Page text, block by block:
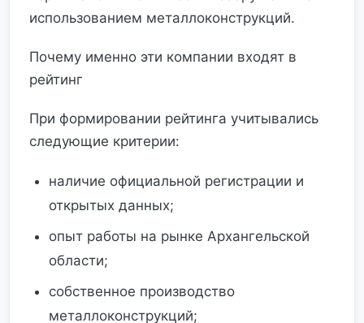
использованием металлоконструкций.
Почему именно эти компании входят в
рейтинг
При формировании рейтинга учитывались
следующие критерии:
наличие официальной регистрации и
открытых данных;
опыт работы на рынке Архангельской
области;
собственное производство
металлоконструкций;